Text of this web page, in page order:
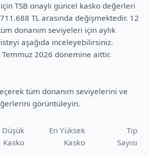
TSB onaylı güncel kasko değerleri
TL arasında değişmektedir. 12
donanım seviyeleri için aylık
aşağıda inceleyebilirsiniz.
2026 dönemine aittir.
tüm donanım seviyelerini ve
görüntüleyin.
Düşük
Kasko
En Yüksek
Kasko
Tip
Sayısı